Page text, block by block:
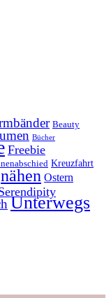
Beauty
Bücher
Freebie
Kreuzfahrt
nähen Ostern
Unterwegs